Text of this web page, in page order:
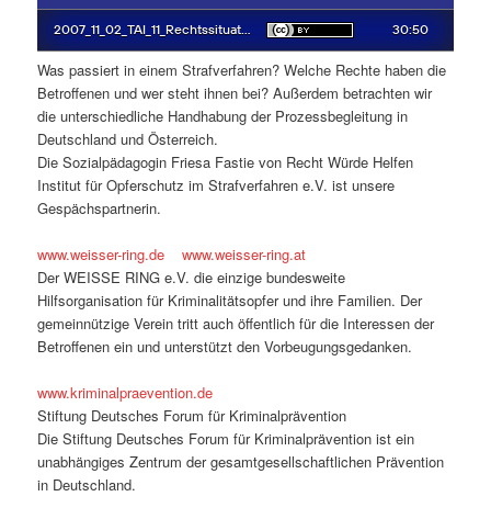
Was passiert in einem Strafverfahren? Welche Rechte haben die
Betroffenen und wer steht ihnen bei? Außerdem betrachten wir
die unterschiedliche Handhabung der Prozessbegleitung in
Deutschland und Österreich.
Die Sozialpädagogin Friesa Fastie von Recht Würde Helfen
Institut für Opferschutz im Strafverfahren e.V. ist unsere
Gespächspartnerin.
www.weisser-ring.de
www.weisser-ring.at
Der WEISSE RING e.V. die einzige bundesweite
Hilfsorganisation für Kriminalitätsopfer und ihre Familien. Der
gemeinnützige Verein tritt auch öffentlich für die Interessen der
Betroffenen ein und unterstützt den Vorbeugungsgedanken.
www.kriminalpraevention.de
Stiftung Deutsches Forum für Kriminalprävention
Die Stiftung Deutsches Forum für Kriminalprävention ist ein
unabhängiges Zentrum der gesamtgesellschaftlichen Prävention
in Deutschland.